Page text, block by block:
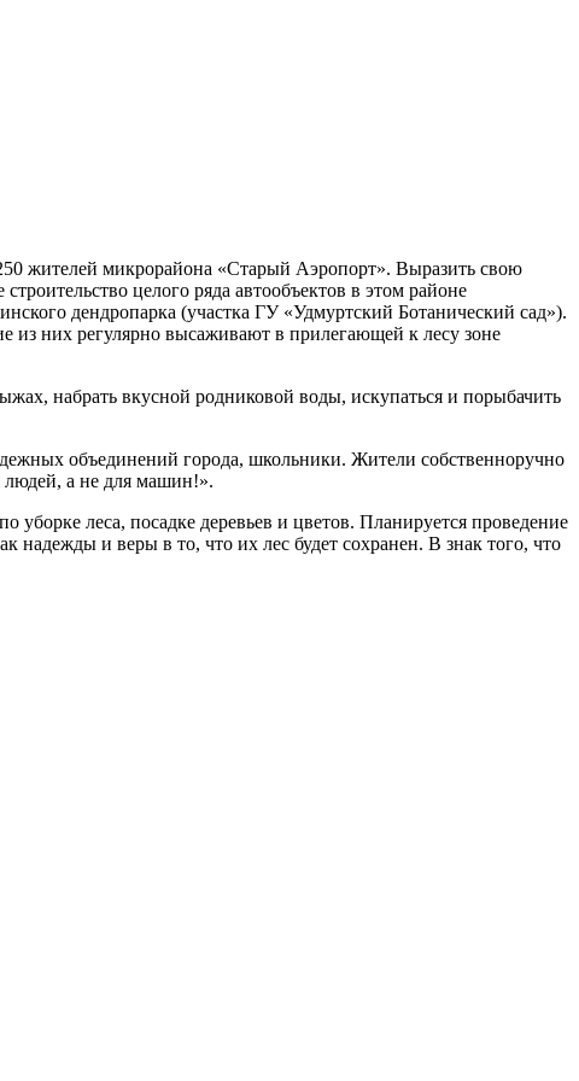
жителей микрорайона «Старый Аэропорт». Выразить свою
целого ряда автообъектов в этом районе
дендропарка (участка ГУ «Удмуртский Ботанический сад»).
из них регулярно высаживают в прилегающей к лесу зоне
набрать вкусной родниковой воды, искупаться и порыбачить
объединений города, школьники. Жители собственноручно
людей, а не для машин!».
леса, посадке деревьев и цветов. Планируется проведение
и веры в то, что их лес будет сохранен. В знак того, что